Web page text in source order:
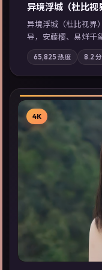
异境浮城（杜比视
异境浮城（杜比视界
导，安藤樱、易烊千
轴，一场意外将众人
地域气质；站内亦可
展检索同类型高分佳
65,825 热度 8.2 分
4K